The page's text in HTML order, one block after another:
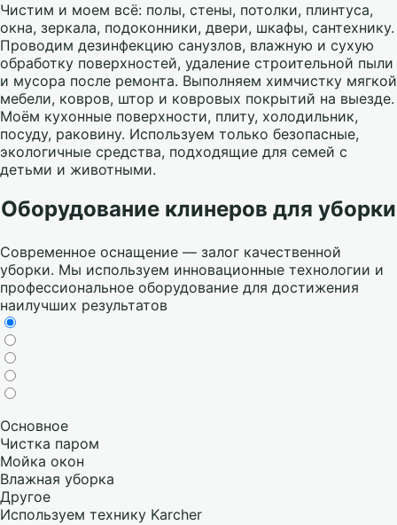
Чистим и моем всё: полы, стены, потолки, плинтуса,
окна, зеркала, подоконники, двери, шкафы, сантехнику.
Проводим дезинфекцию санузлов, влажную и сухую
обработку поверхностей, удаление строительной пыли
и мусора после ремонта. Выполняем химчистку мягкой
мебели, ковров, штор и ковровых покрытий на выезде.
Моём кухонные поверхности, плиту, холодильник,
посуду, раковину. Используем только безопасные,
экологичные средства, подходящие для семей с
детьми и животными.
Оборудование клинеров для уборки
Современное оснащение — залог качественной
уборки. Мы используем инновационные технологии и
профессиональное оборудование для достижения
наилучших результатов
Основное
Чистка паром
Мойка окон
Влажная уборка
Другое
Используем технику Karcher